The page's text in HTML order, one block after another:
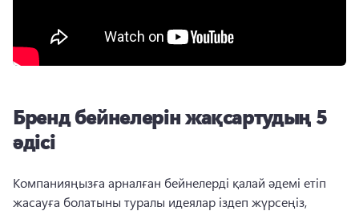
Бренд бейнелерін жақсартудың 5
әдісі
Компанияңызға арналған бейнелерді қалай әдемі етіп
жасауға болатыны туралы идеялар іздеп жүрсеңіз,